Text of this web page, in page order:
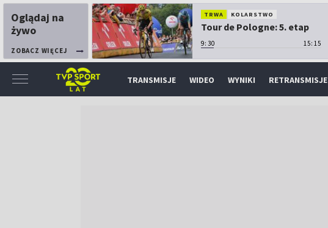
Oglądaj na
żywo
ZOBACZ WIĘCEJ
TRWA KOLARSTWO
Tour de Pologne: 5. etap
9:30 15:15
TRANSMISJE WIDEO WYNIKI RETRANSMISJE